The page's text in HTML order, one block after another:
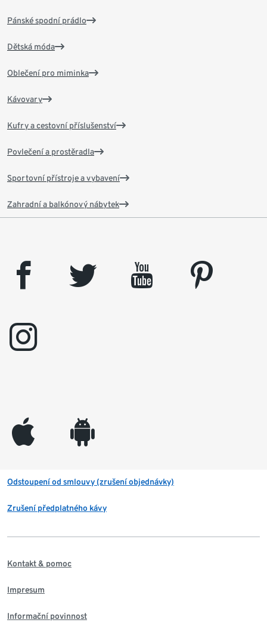
Pánské spodní prádlo
Dětská móda
Oblečení pro miminka
Kávovary
Kufry a cestovní příslušenství
Povlečení a prostěradla
Sportovní přístroje a vybavení
Zahradní a balkónový nábytek
facebook twitter youtube
pinterest
instagram
appleinc android
Odstoupení od smlouvy (zrušení objednávky)
Zrušení předplatného kávy
Kontakt & pomoc
Impresum
Informační povinnost